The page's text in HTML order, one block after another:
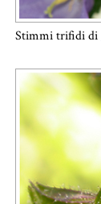
Stimmi trifidi di